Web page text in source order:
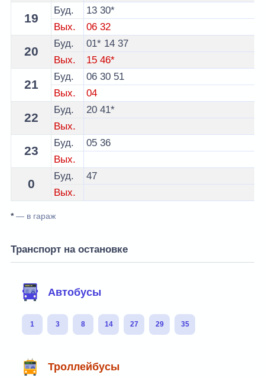
19
Буд. 13 30*
Вых.
06 32
20
Буд. 01* 14 37
Вых.
15 46*
21
Буд. 06 30 51
Вых.
04
22
Буд. 20 41*
Вых.
23
Буд. 05 36
Вых.
0
Буд.
47
Вых.
*— в гараж
Транспорт на остановке
Автобусы
1 3 8 14 27 29 35
Троллейбусы